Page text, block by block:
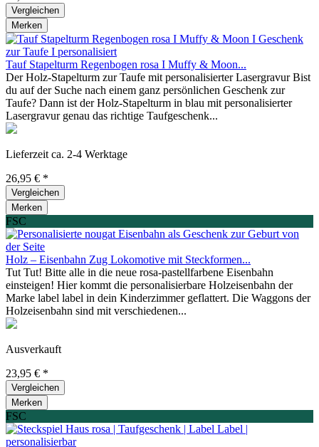
Vergleichen
Merken
Tauf Stapelturm Regenbogen rosa I Muffy & Moon...
Der Holz-Stapelturm zur Taufe mit personalisierter Lasergravur Bist
du auf der Suche nach einem ganz persönlichen Geschenk zur
Taufe? Dann ist der Holz-Stapelturm in blau mit personalisierter
Lasergravur genau das richtige Taufgeschenk...
Lieferzeit ca. 2-4 Werktage
26,95 € *
Vergleichen
Merken
FSC
Holz – Eisenbahn Zug Lokomotive mit Steckformen...
Tut Tut! Bitte alle in die neue rosa-pastellfarbene Eisenbahn
einsteigen! Hier kommt die personalisierbare Holzeisenbahn der
Marke label label in dein Kinderzimmer geflattert. Die Waggons der
Holzeisenbahn sind mit verschiedenen...
Ausverkauft
23,95 € *
Vergleichen
Merken
FSC